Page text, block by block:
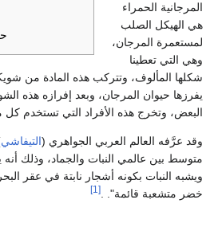
المرجانية الحمراء
هي الهيكل الصلب
لمستعمرة المرجان،
وهي التي تعطينا
شكلها المألوف، وتتركب هذه المادة من
يفرزها حيوان المرجان، وبعد إفرازه هذه
البعض، وتخرج هذه الأفراد التي تستخدم كل
وقد عرَّفه العالم العربي الجواهري (التيفاشي
متوسط بين عالمي النبات والجماد، وذلك أنه
ويشبه النبات بكونه أشجار نابتة في عقر
خضر متشعبة قائمة". .
[1]